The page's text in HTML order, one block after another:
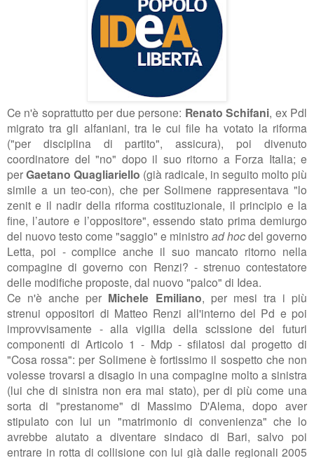
Ce n'è soprattutto per due persone: Renato Schifani, ex Pdl
migrato tra gli alfaniani, tra le cui file ha votato la riforma
("per disciplina di partito", assicura), poi divenuto
coordinatore del "no" dopo il suo ritorno a Forza Italia; e
perGaetano Quagliariello (già radicale, in seguito molto più
simile a un teo-con), che per Solimene rappresentava "lo
zenit e il nadir della riforma costituzionale, il principio e la
fine, l’autore e l’oppositore", essendo stato prima demiurgo
del nuovo testo come "saggio" e ministro ad hocdel governo
Letta, poi - complice anche il suo mancato ritorno nella
compagine di governo con Renzi? - strenuo contestatore
delle modifiche proposte, dal nuovo "palco" di Idea.
Ce n'è anche per Michele Emiliano, per mesi tra i più
strenui oppositori di Matteo Renzi all'interno del Pd e poi
improvvisamente - alla vigilia della scissione dei futuri
componenti di Articolo 1 - Mdp - sfilatosi dal progetto di
"Cosa rossa": per Solimene è fortissimo il sospetto che non
volesse trovarsi a disagio in una compagine molto a sinistra
(lui che di sinistra non era mai stato), per di più come una
sorta di "prestanome" di Massimo D'Alema, dopo aver
stipulato con lui un "matrimonio di convenienza" che lo
avrebbe aiutato a diventare sindaco di Bari, salvo poi
entrare in rotta di collisione con lui già dalle regionali 2005